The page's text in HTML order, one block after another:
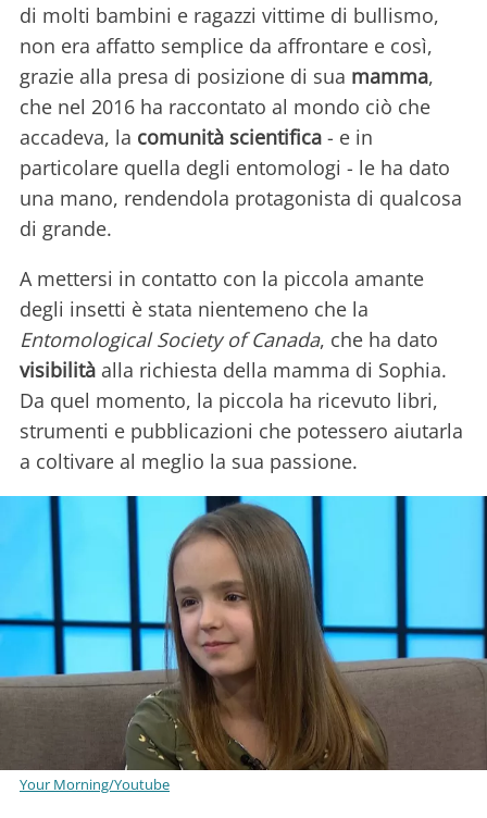
di molti bambini e ragazzi vittime di bullismo,
non era affatto semplice da affrontare e così,
grazie alla presa di posizione di sua mamma,
che nel 2016 ha raccontato al mondo ciò che
accadeva, la comunità scientifica - e in
particolare quella degli entomologi - le ha dato
una mano, rendendola protagonista di qualcosa
di grande.
A mettersi in contatto con la piccola amante
degli insetti è stata nientemeno che la
Entomological Society of Canada, che ha dato
visibilità alla richiesta della mamma di Sophia.
Da quel momento, la piccola ha ricevuto libri,
strumenti e pubblicazioni che potessero aiutarla
a coltivare al meglio la sua passione.
Your Morning/Youtube